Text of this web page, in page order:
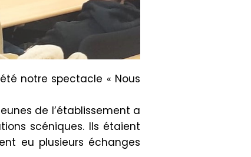
notre spectacle « Nous
de l’établissement a
scéniques. Ils étaient
eu plusieurs échanges